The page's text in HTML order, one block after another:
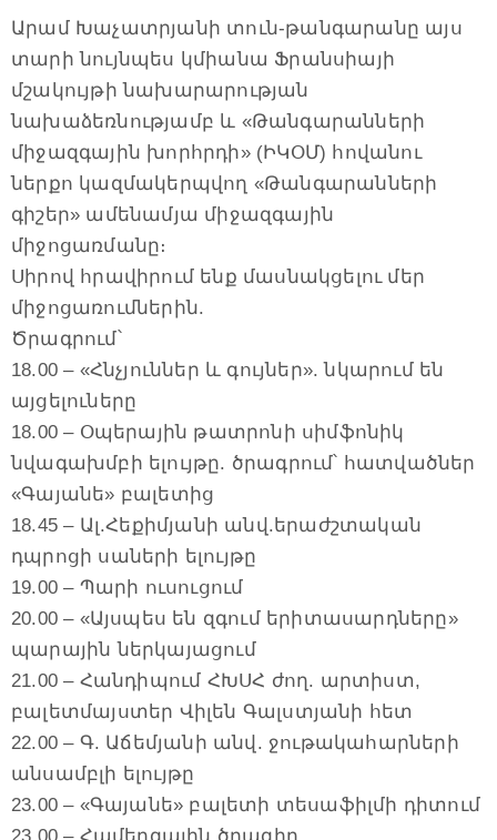
Արամ Խաչատրյանի տուն-թանգարանը այս
տարի նույնպես կմիանա Ֆրանսիայի
մշակույթի նախարարության
նախաձեռնությամբ և «Թանգարանների
միջազգային խորհրդի» (ԻԿՕՄ) հովանու
ներքո կազմակերպվող «Թանգարանների
գիշեր» ամենամյա միջազգային
միջոցառմանը։
Սիրով հրավիրում ենք մասնակցելու մեր
միջոցառումներին.
Ծրագրում՝
18.00 – «Հնչյուններ և գույներ». նկարում են
այցելուները
18.00 – Օպերային թատրոնի սիմֆոնիկ
նվագախմբի ելույթը. ծրագրում՝ հատվածներ
«Գայանե» բալետից
18.45 – Ալ.Հեքիմյանի անվ.երաժշտական
դպրոցի սաների ելույթը
19.00 – Պարի ուսուցում
20.00 – «Այսպես են զգում երիտասարդները»
պարային ներկայացում
21.00 – Հանդիպում ՀԽՍՀ ժող. արտիստ,
բալետմայստեր Վիլեն Գալստյանի հետ
22.00 – Գ. Աճեմյանի անվ. ջութակահարների
անսամբլի ելույթը
23.00 – «Գայանե» բալետի տեսաֆիլմի դիտում